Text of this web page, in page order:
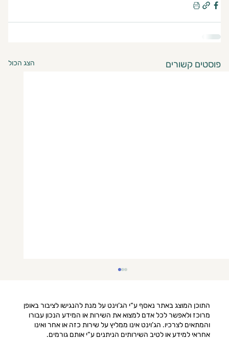
פוסטים קשורים הצג הכול
התוכן המוצג באתר נאסף ע“י הג‘וינט על מנת להנגישו לציבור באופן
מרוכז ולאפשר לכל אדם למצוא את השירות או המידע הנכון עבורו
והמתאים לצרכיו. הג’וינט אינו ממליץ על שירות כזה או אחר ואינו
אחראי למידע או לטיב השירותים הניתנים ע“י אותם גורמים.